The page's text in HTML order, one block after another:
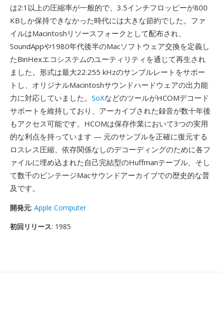
は2:1以上の圧縮率が一般的で、3.5インチフロッピーが800
KBしか保持できなかった時代には大きな節約でした。ファ
イルはMacintoshリソースフォークとして配布され、
SoundAppや1980年代後半のMacソフトウェア交換を定義し
たBinHexエコシステムのユーティリティを通じて再生され
ました。形式は最大22.255 kHzのサンプルレートをサポー
トし、オリジナルMacintoshサウンドハードウェアの出力能
力に対応していました。 SoXなどのツールがHCOMデコード
サポートを維持しており、アーカイブされた録音が数十年後
もアクセス可能です。HCOMは保存作業において3つの実用
的な利点を持っています — 元のサンプルを正確に復元する
ロスレス圧縮、依存関係なしのデコーディングのために各フ
ァイルに埋め込まれた自己完結型のHuffmanテーブル、そし
て数千のビンテージMacサウンドアーカイブでの歴史的な普
及です。
開発元: Apple Computer
初回リリース: 1985